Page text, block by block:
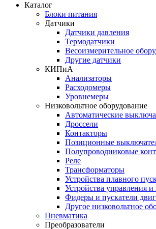
Каталог
Блоки питания
Датчики
Датчики давления
Термодатчики
Весоизмерительное
Другие датчики
КИПиА
Анализаторы
Расходомеры
Уровнемеры
Низковольтное оборудование
Автоматические
Дроссели
Контакторы
Позиционные
Полупроводниковые
Реле
Трансформаторы
Устройства плавного
Устройства управления
Фидеры и пускатели
Другое низковольтное
Пневматика
Преобразователи